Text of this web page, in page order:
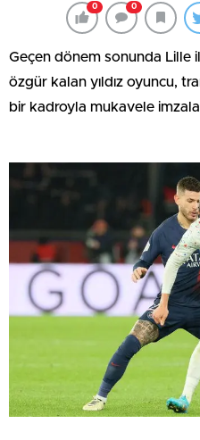
0 0
Geçen dönem sonunda Lille
özgür kalan yıldız oyuncu,
bir kadroyla mukavele